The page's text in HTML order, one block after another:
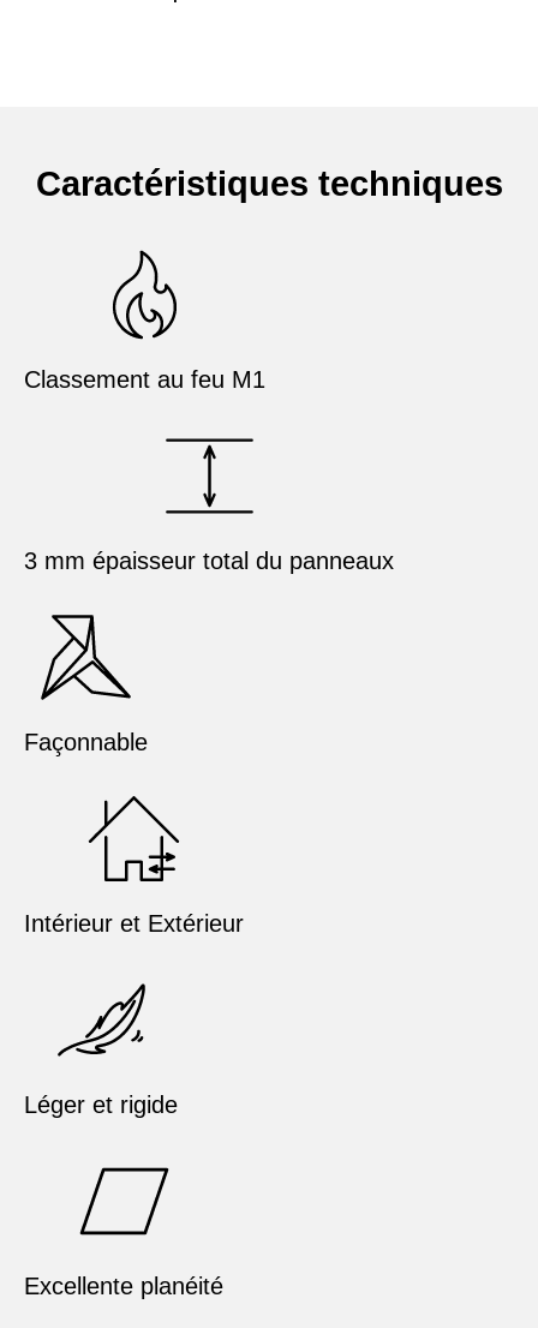
Caractéristiques techniques
Classement au feu M1
3 mm épaisseur total du panneaux
Façonnable
Intérieur et Extérieur
Léger et rigide
Excellente planéité